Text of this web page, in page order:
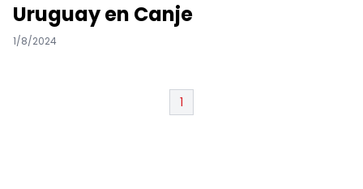
Uruguay en Canje
1/8/2024
1